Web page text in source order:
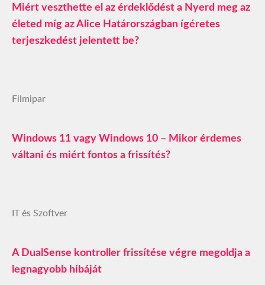
Miért veszthette el az érdeklődést a Nyerd meg az
életed míg az Alice Határországban ígéretes
terjeszkedést jelentett be?
Filmipar
Windows 11 vagy Windows 10 – Mikor érdemes
váltani és miért fontos a frissítés?
IT és Szoftver
A DualSense kontroller frissítése végre megoldja a
legnagyobb hibáját